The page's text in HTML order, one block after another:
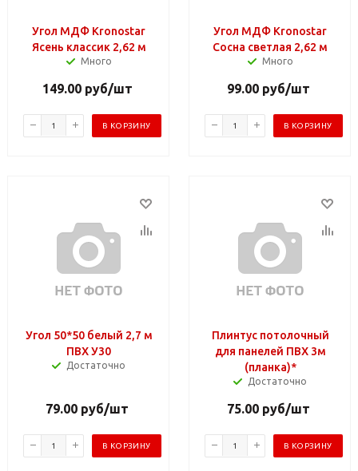
Угол МДФ Kronostar
Ясень классик 2,62 м
Много
149.00руб/шт
В КОРЗИНУ
Угол МДФ Kronostar
Сосна светлая 2,62 м
Много
99.00 руб/шт
В КОРЗИНУ
Угол 50*50 белый 2,7 м
ПВХ У30
Достаточно
79.00 руб/шт
В КОРЗИНУ
Плинтус потолочный
для панелей ПВХ 3м
(планка)*
Достаточно
75.00 руб/шт
В КОРЗИНУ